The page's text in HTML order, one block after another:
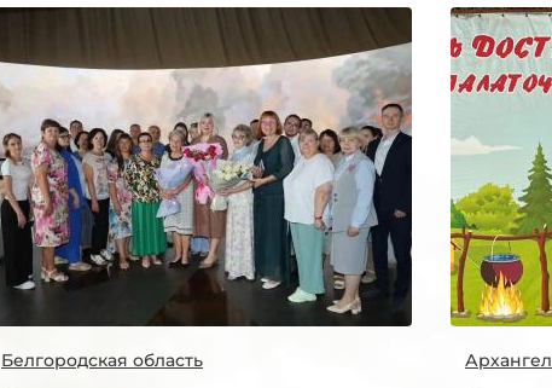
Белгородская область